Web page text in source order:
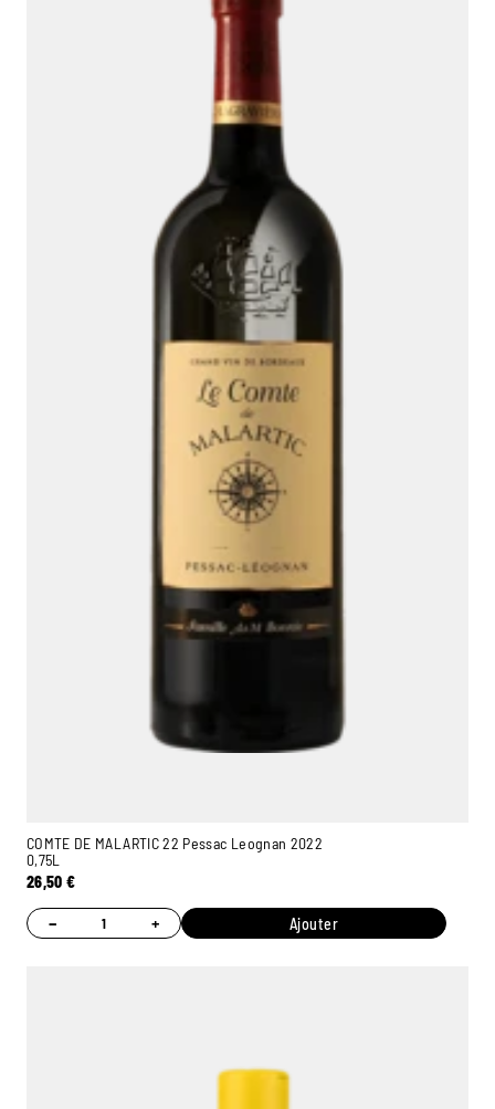
COMTE DE MALARTIC 22 Pessac Leognan 2022
0,75L
26,50€
− + Ajouter